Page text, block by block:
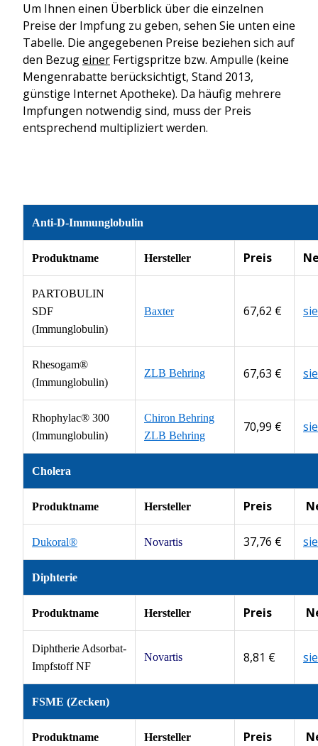
Um Ihnen einen Überblick über die einzelnen
Preise der Impfung zu geben, sehen Sie unten eine
Tabelle. Die angegebenen Preise beziehen sich auf
den Bezugeiner Fertigspritze bzw. Ampulle (keine
Mengenrabatte berücksichtigt, Stand 2013,
günstige Internet Apotheke). Da häufig mehrere
Impfungen notwendig sind, muss der Preis
entsprechend multipliziert werden.
Anti-D-Immunglobulin
Produktname Hersteller Preis
PARTOBULIN
SDF
(Immunglobulin)
Baxter 67,62 €
Rhesogam®
(Immunglobulin)
ZLB Behring 67,63 €
Rhophylac® 300
(Immunglobulin)
Chiron Behring
ZLB Behring
70,99 €
Cholera
Produktname Hersteller Preis
Dukoral® Novartis 37,76 €
Diphterie
Produktname Hersteller Preis
Diphtherie Adsorbat-
Impfstoff NF
Novartis 8,81 €
FSME (Zecken)
Produktname Hersteller Preis